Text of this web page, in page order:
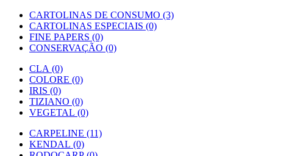
CARTOLINAS DE CONSUMO (3)
CARTOLINAS ESPECIAIS (0)
FINE PAPERS (0)
CONSERVAÇÃO (0)
CLA (0)
COLORE (0)
IRIS (0)
TIZIANO (0)
VEGETAL (0)
CARPELINE (11)
KENDAL (0)